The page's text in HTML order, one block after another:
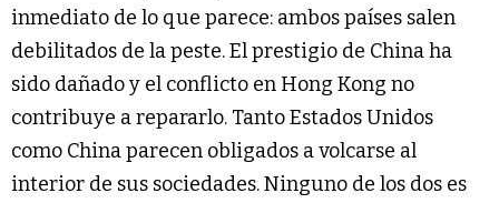
inmediato de lo que parece: ambos países salen
debilitados de la peste. El prestigio de China ha
sido dañado y el conflicto en Hong Kong no
contribuye a repararlo. Tanto Estados Unidos
como China parecen obligados a volcarse al
interior de sus sociedades. Ninguno de los dos es